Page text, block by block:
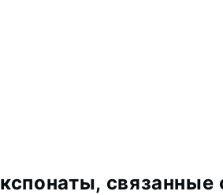
связанные